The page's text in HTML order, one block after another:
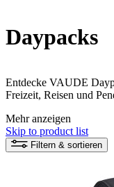
Daypacks
Entdecke VAUDE
Freizeit, Reisen und
Laptop, persönliche
ist.
Mehr anzeigen
Skip to product list
Filtern & sortieren